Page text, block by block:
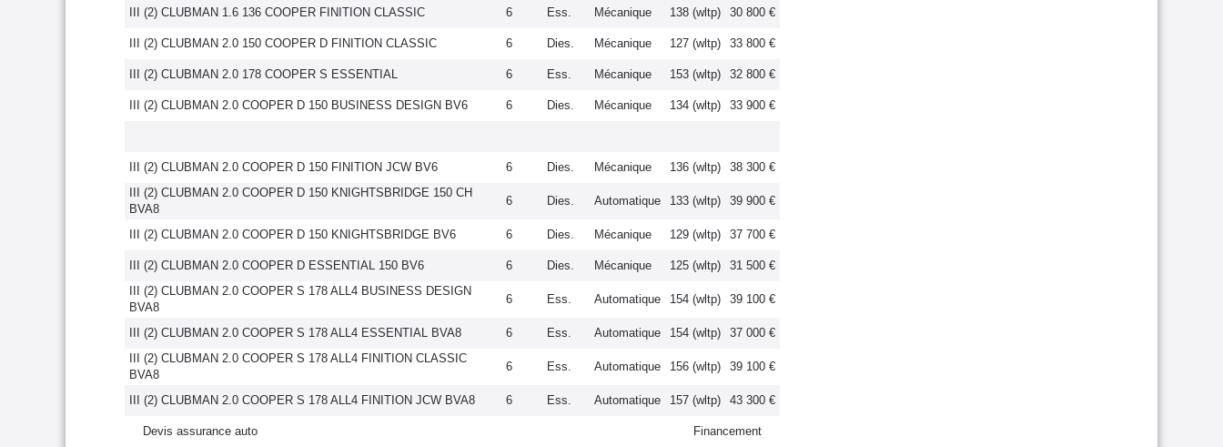
III (2) CLUBMAN 1.6 136 COOPER FINITION CLASSIC 6 Ess. Mécanique 138 (wltp) 30 800 €
III (2) CLUBMAN 2.0 150 COOPER D FINITION CLASSIC 6 Dies. Mécanique 127 (wltp) 33 800 €
III (2) CLUBMAN 2.0 178 COOPER S ESSENTIAL 6 Ess. Mécanique 153 (wltp) 32 800 €
III (2) CLUBMAN 2.0 COOPER D 150 BUSINESS DESIGN BV6 6 Dies. Mécanique 134 (wltp) 33 900 €
III (2) CLUBMAN 2.0 COOPER D 150 FINITION JCW BV6 6 Dies. Mécanique 136 (wltp)
38 300 €
III (2) CLUBMAN 2.0 COOPER D 150 KNIGHTSBRIDGE 150 CH
BVA8
6 Dies. Automatique 133 (wltp) 39 900 €
III (2) CLUBMAN 2.0 COOPER D 150 KNIGHTSBRIDGE BV6 6 Dies. Mécanique 129 (wltp) 37 700 €
III (2) CLUBMAN 2.0 COOPER D ESSENTIAL 150 BV6 6 Dies. Mécanique 125 (wltp)
31 500 €
III (2) CLUBMAN 2.0 COOPER S 178 ALL4 BUSINESS DESIGN
BVA8
6 Ess. Automatique 154 (wltp) 39 100 €
III (2) CLUBMAN 2.0 COOPER S 178 ALL4 ESSENTIAL BVA8 6 Ess. Automatique 154 (wltp)
37 000 €
III (2) CLUBMAN 2.0 COOPER S 178 ALL4 FINITION CLASSIC
BVA8
6 Ess. Automatique 156 (wltp) 39 100 €
III (2) CLUBMAN 2.0 COOPER S 178 ALL4 FINITION JCW BVA8 6 Ess. Automatique 157 (wltp) 43 300 €
Devis assurance auto Financement